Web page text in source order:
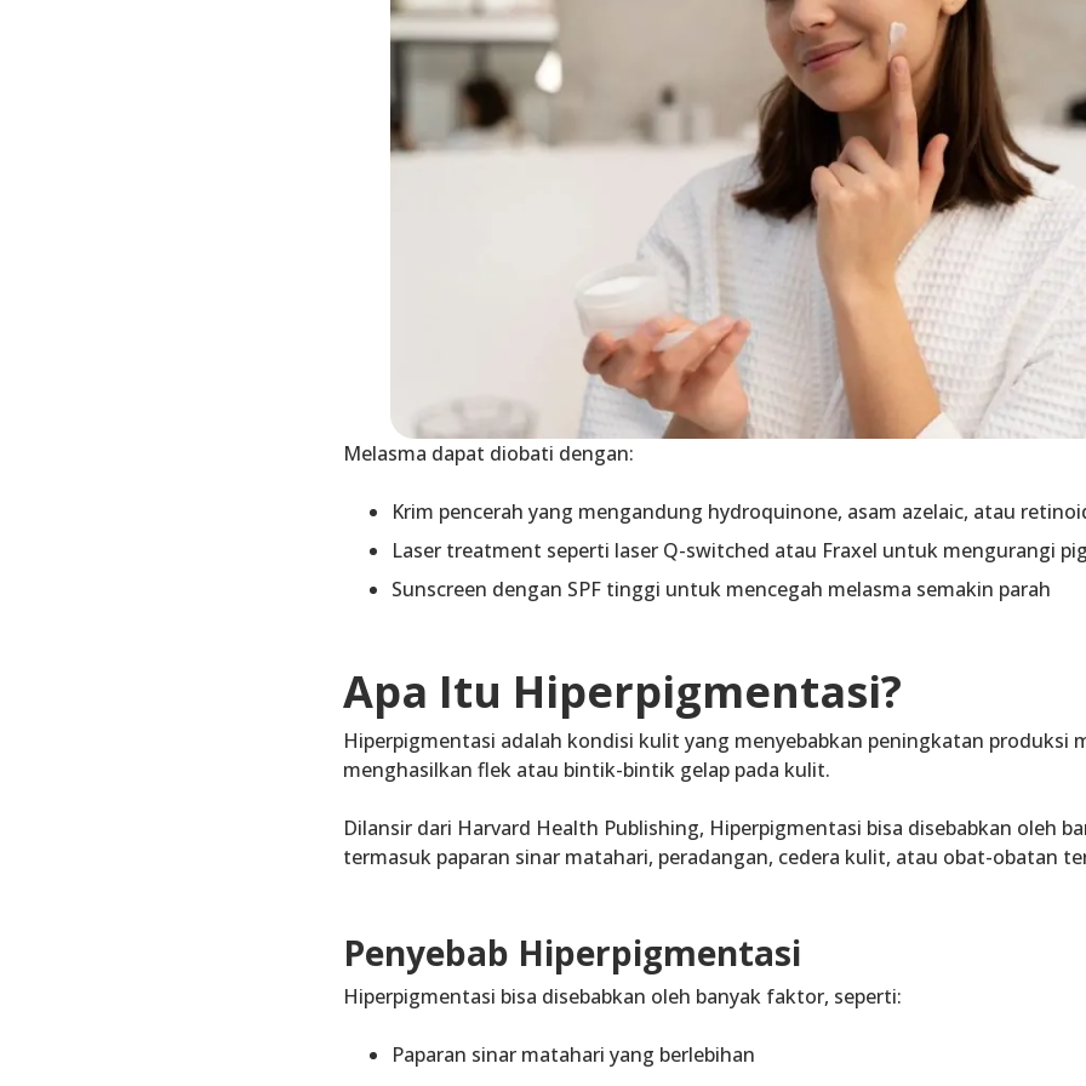
Melasma dapat diobati dengan:
Krim pencerah yang mengandung hydroquinone, asam azelaic, atau
Laser treatment seperti laser Q-switched atau Fraxel untuk mengurangi
Sunscreen dengan SPF tinggi untuk mencegah melasma semakin parah
Apa Itu Hiperpigmentasi?
Hiperpigmentasi adalah kondisi kulit yang menyebabkan peningkatan produksi
menghasilkan flek atau bintik-bintik gelappada kulit.
Dilansir dari Harvard Health Publishing, Hiperpigmentasi bisa disebabkan oleh
termasuk paparan sinar matahari, peradangan, cedera kulit, atau obat-obatan
Penyebab Hiperpigmentasi
Hiperpigmentasi bisa disebabkan oleh banyak faktor, seperti:
Paparan sinar matahari yang berlebihan